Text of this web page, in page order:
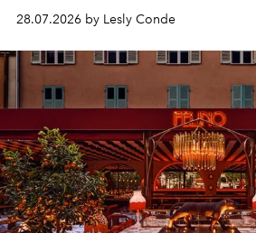
comebacks en veelbelovende
de releases die je niet mag missen.
28.07.2026 by Lesly Conde